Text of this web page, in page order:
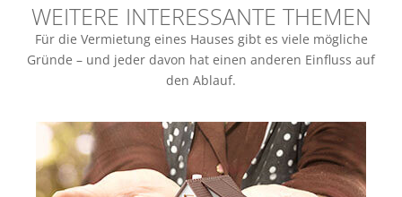
WEITERE INTERESSANTE THEMEN
Für die Vermietung eines Hauses gibt es viele mögliche
Gründe – und jeder davon hat einen anderen Einfluss auf
den Ablauf.